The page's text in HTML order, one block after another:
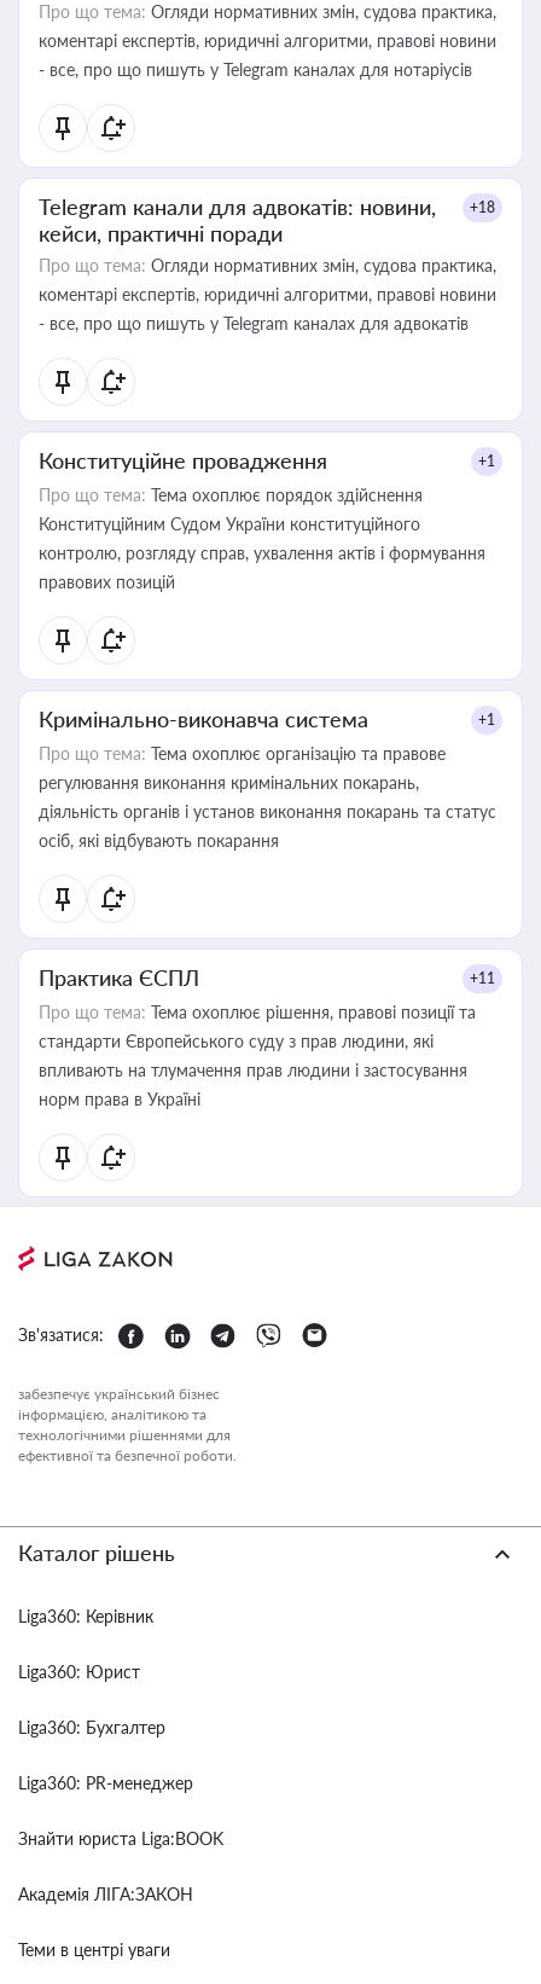
Про що тема: Огляди нормативних змін, судова практика,
коментарі експертів, юридичні алгоритми, правові новини
- все, про що пишуть у Telegram каналах для нотаріусів
Telegram канали для адвокатів: новини,
кейси, практичні поради
+18
Про що тема: Огляди нормативних змін, судова практика,
коментарі експертів, юридичні алгоритми, правові новини
- все, про що пишуть у Telegram каналах для адвокатів
Конституційне провадження +1
Про що тема: Тема охоплює порядок здійснення
Конституційним Судом України конституційного
контролю, розгляду справ, ухвалення актів і формування
правових позицій
Кримінально-виконавча система +1
Про що тема: Тема охоплює організацію та правове
регулювання виконання кримінальних покарань,
діяльність органів і установ виконання покарань та статус
осіб, які відбувають покарання
Практика ЄСПЛ +11
Про що тема: Тема охоплює рішення, правові позиції та
стандарти Європейського суду з прав людини, які
впливають на тлумачення прав людини і застосування
норм права в Україні
Зв'язатися:
забезпечує український бізнес
інформацією, аналітикою та
технологічними рішеннями для
ефективної та безпечної роботи.
Каталог рішень
Liga360: Керівник
Liga360: Юрист
Liga360: Бухгалтер
Liga360: PR-менеджер
Знайти юриста Liga:BOOK
Академія ЛІГА:ЗАКОН
Теми в центрі уваги